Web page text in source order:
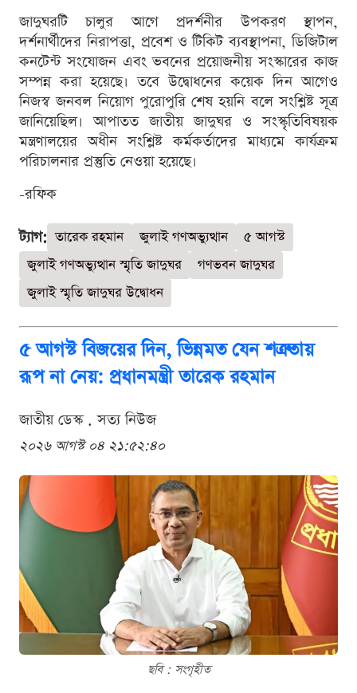
জাদুঘরটি চালুর আগে প্রদর্শনীর উপকরণ স্থাপন,
দর্শনার্থীদের নিরাপত্তা, প্রবেশ ও টিকিট ব্যবস্থাপনা, ডিজিটাল
কনটেন্ট সংযোজন এবং ভবনের প্রয়োজনীয় সংস্কারের কাজ
সম্পন্ন করা হয়েছে। তবে উদ্বোধনের কয়েক দিন আগেও
নিজস্ব জনবল নিয়োগ পুরোপুরি শেষ হয়নি বলে সংশ্লিষ্ট সূত্র
জানিয়েছিল। আপাতত জাতীয় জাদুঘর ও সংস্কৃতিবিষয়ক
মন্ত্রণালয়ের অধীন সংশ্লিষ্ট কর্মকর্তাদের মাধ্যমে কার্যক্রম
পরিচালনার প্রস্তুতি নেওয়া হয়েছে।
-রফিক
ট্যাগ: তারেক রহমান জুলাই গণঅভ্যুত্থান
৫ আগস্ট
জুলাই গণঅভ্যুত্থান স্মৃতি জাদুঘর
গণভবন জাদুঘর
জুলাই স্মৃতি জাদুঘর উদ্বোধন
৫ আগস্ট বিজয়ের দিন, ভিন্নমত যেন শত্রুতায়
রূপ না নেয়: প্রধানমন্ত্রী তারেক রহমান
জাতীয় ডেস্ক . সত্য নিউজ
২০২৬ আগস্ট ০৪ ২১:৫২:৪০
ছবি : সংগৃহীত